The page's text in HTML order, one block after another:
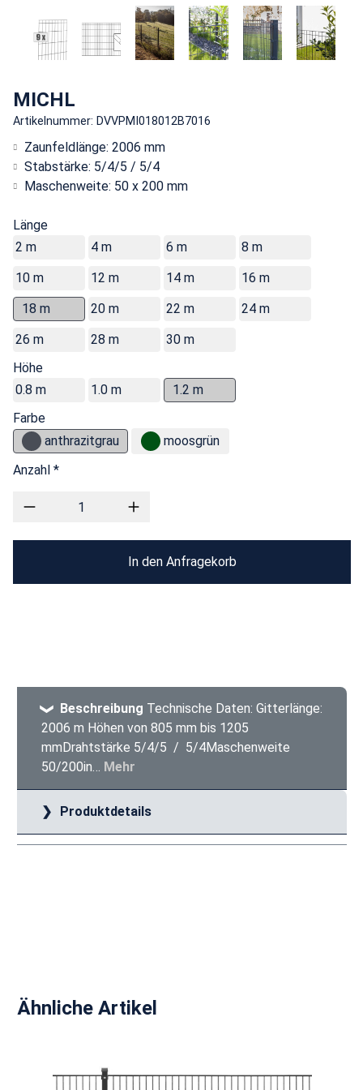
MICHL
Artikelnummer: DVVPMI018012B7016
Zaunfeldlänge: 2006 mm
Stabstärke: 5/4/5 / 5/4
Maschenweite: 50 x 200 mm
Länge
2 m
4 m 6 m
8 m
10 m
12 m 14 m
16 m
18 m
20 m 22 m
24 m
26 m
28 m
30 m
Höhe
0.8 m
1.0 m
1.2 m
Farbe
anthrazitgrau
moosgrün
Anzahl *
In den Anfragekorb
Beschreibung Technische Daten: Gitterlänge:
2006 m Höhen von 805 mm bis 1205
mmDrahtstärke 5/4/5 / 5/4Maschenweite
50/200in… Mehr
Produktdetails
Produktgalerie überspringen
Ähnliche Artikel